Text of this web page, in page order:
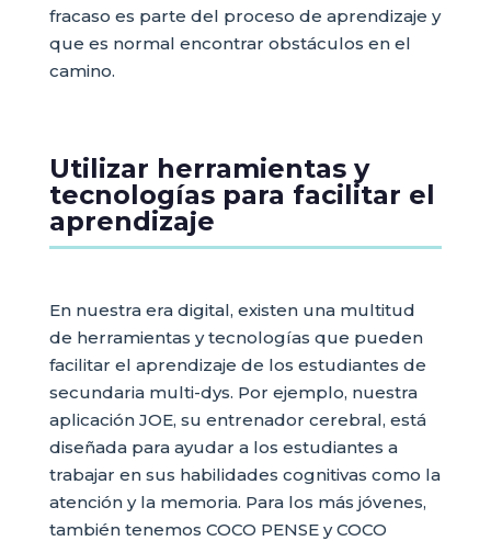
fracaso es parte del proceso de aprendizaje y
que es normal encontrar obstáculos en el
camino.
Utilizar herramientas y
tecnologías para facilitar el
aprendizaje
En nuestra era digital, existen una multitud
de herramientas y tecnologías que pueden
facilitar el aprendizaje de los estudiantes de
secundaria multi-dys. Por ejemplo, nuestra
aplicación JOE, su entrenador cerebral, está
diseñada para ayudar a los estudiantes a
trabajar en sus habilidades cognitivas como la
atención y la memoria. Para los más jóvenes,
también tenemos COCO PENSE y COCO